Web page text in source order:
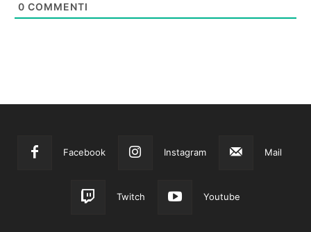
0 COMMENTI
Facebook Instagram Mail
Twitch Youtube